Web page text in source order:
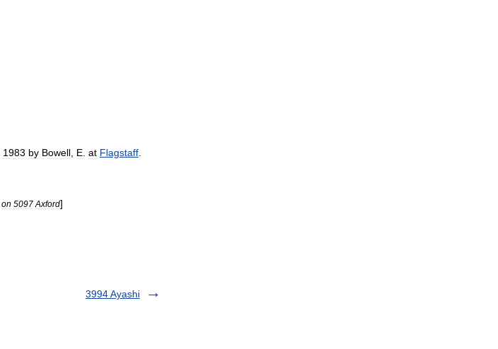
1983 by Bowell E at Flagstaff
on 5097 Axford]
3994 Ayashi